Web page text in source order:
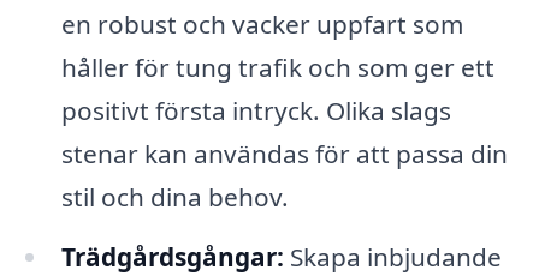
en robust och vacker uppfart som
håller för tung trafik och som ger ett
positivt första intryck. Olika slags
stenar kan användas för att passa din
stil och dina behov.
Trädgårdsgångar: Skapa inbjudande